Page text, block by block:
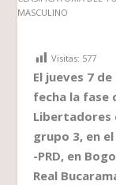
Visitas: 577
El jueves 7
fecha la fase
Libertadores
grupo 3, en
-PRD, en
Real